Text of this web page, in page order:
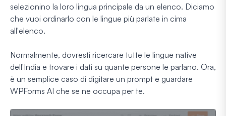
selezionino la loro lingua principale da un elenco. Diciamo
che vuoi ordinarlo con le lingue più parlate in cima
all'elenco.
Normalmente, dovresti ricercare tutte le lingue native
dell'India e trovare i dati su quante persone le parlano. Ora,
è un semplice caso di digitare un prompt e guardare
WPForms AI che se ne occupa per te.